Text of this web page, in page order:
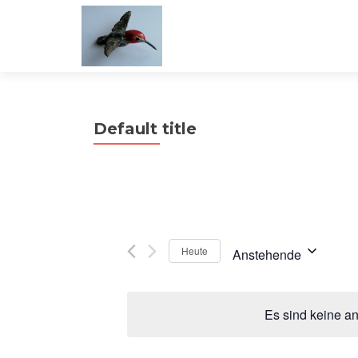
Default title
Es sind keine
Heute Anstehende